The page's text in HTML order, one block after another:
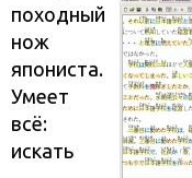
походный
нож
япониста.
Умеет
всё:
искать